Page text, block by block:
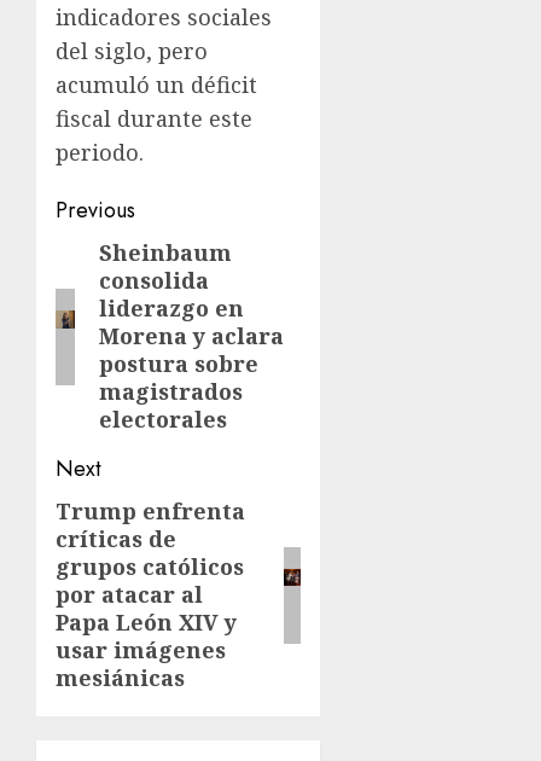
indicadores sociales
del siglo, pero
acumuló un déficit
fiscal durante este
periodo.
Previous
Sheinbaum
consolida
liderazgo en
Morena y aclara
postura sobre
magistrados
electorales
Next
Trump enfrenta
críticas de
grupos católicos
por atacar al
Papa León XIV y
usar imágenes
mesiánicas